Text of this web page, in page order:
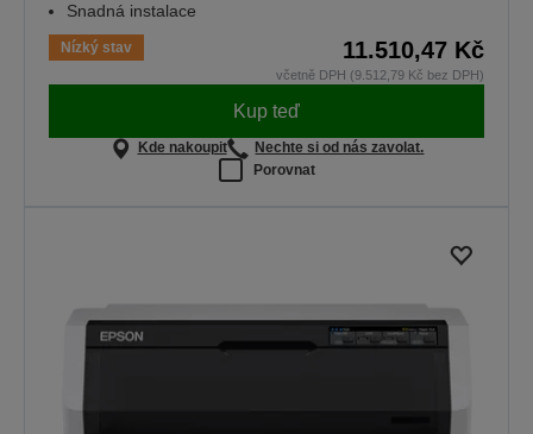
Snadná instalace
Nízký stav 11.510,47 Kč
včetně DPH (9.512,79 Kč bez DPH)
Kup teď
Kde nakoupit
Nechte si od nás zavolat.
Porovnat